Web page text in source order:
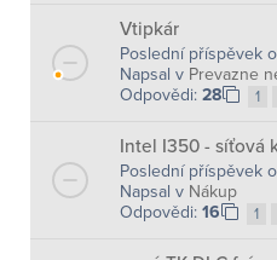
Vtipkár
Poslední příspěvek
Napsal v Prevazne
Odpovědi: 28 1
Intel I350 - síťová
Poslední příspěvek
Napsal v Nákup
Odpovědi: 16 1